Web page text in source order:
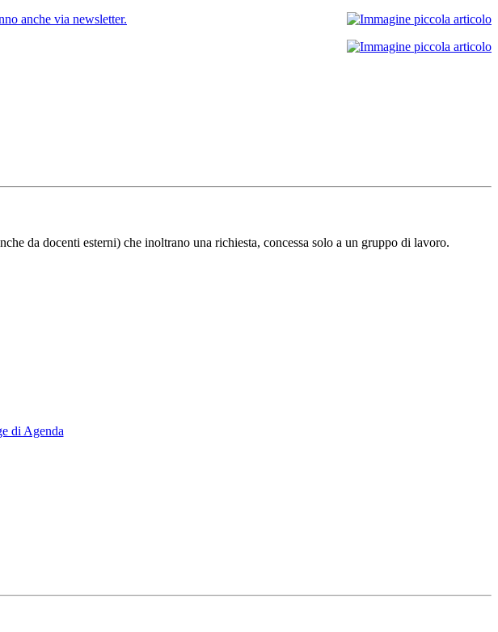
anche via newsletter.
da docenti esterni) che inoltrano una richiesta, concessa solo a un gruppo di lavoro.​
di Agenda